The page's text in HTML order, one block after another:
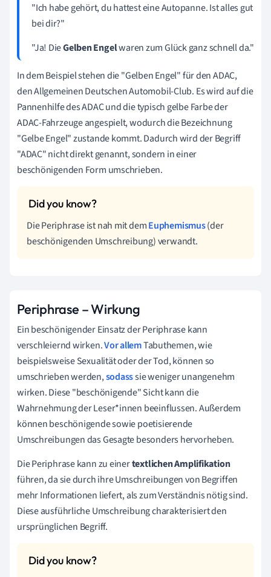
"Ich habe gehört, du hattest eine Autopanne. Ist alles gut
bei dir?"
"Ja! DieGelben Engelwaren zum Glück ganz schnell da."
In dem Beispiel stehen die "Gelben Engel" für den ADAC,
den Allgemeinen Deutschen Automobil-Club. Es wird auf die
Pannenhilfe des ADAC und die typisch gelbe Farbe der
ADAC-Fahrzeuge angespielt, wodurch die Bezeichnung
"Gelbe Engel" zustande kommt. Dadurch wird der Begriff
"ADAC" nicht direkt genannt, sondern in einer
beschönigenden Form umschrieben.
Die Periphrase ist nah mit demEuphemismus(der
beschönigenden Umschreibung) verwandt.
Periphrase – Wirkung
Ein beschönigender Einsatz der Periphrase kann
verschleiernd wirken.Vor allemTabuthemen, wie
beispielsweise Sexualität oder der Tod, können so
umschrieben werden,sodasssie weniger unangenehm
wirken. Diese "beschönigende" Sicht kann die
Wahrnehmung der Leser*innen beeinflussen. Außerdem
können beschönigende sowie poetisierende
Umschreibungen das Gesagte besonders hervorheben.
Die Periphrase kann zu einertextlichen Amplifikation
führen, da sie durch ihre Umschreibungen von Begriffen
mehr Informationen liefert, als zum Verständnis nötig sind.
Diese ausführliche Umschreibung charakterisiert den
ursprünglichen Begriff.